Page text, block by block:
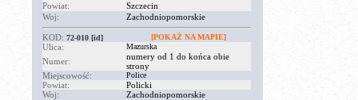
Powiat:
Szczecin
Woj:
Zachodniopomorskie
KOD: 72-010 [id] [POKAŻ NA MAPIE]
Ulica: Mazurska
Numer:
numery od 1 do końca obie
strony
Miejscowość:
Police
Powiat:
Policki
Woj:
Zachodniopomorskie